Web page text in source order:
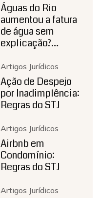
Águas do Rio
aumentou a fatura
de água sem
explicação?…
Artigos Jurídicos
Ação de Despejo
por Inadimplência:
Regras do STJ
Artigos Jurídicos
Airbnb em
Condomínio:
Regras do STJ
Artigos Jurídicos